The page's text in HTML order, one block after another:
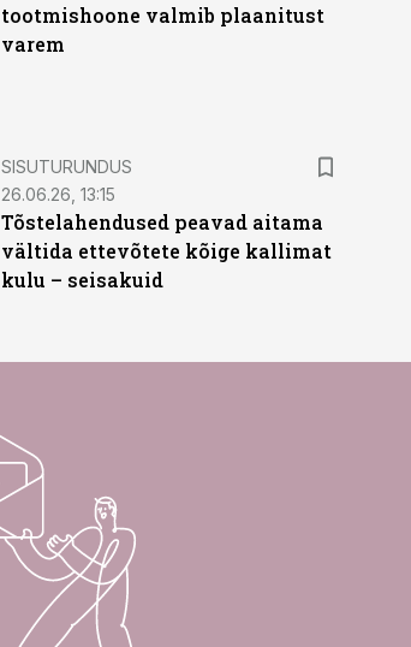
tootmishoone valmib plaanitust
varem
ST
SISUTURUNDUS
26.06.26, 13:15
Tõstelahendused peavad aitama
vältida ettevõtete kõige kallimat
kulu – seisakuid